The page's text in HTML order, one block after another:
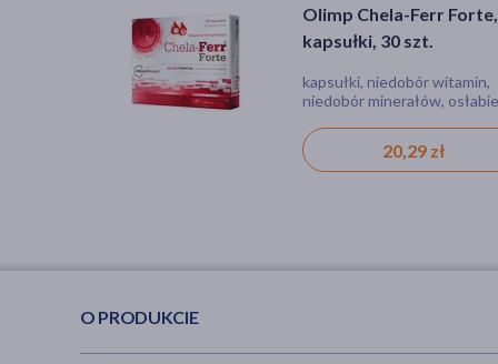
Olimp Chela-Ferr Forte,
kapsułki, 30 szt.
kapsułki, niedobór witamin,
niedobór minerałów,
20,29 zł
O PRODUKCIE